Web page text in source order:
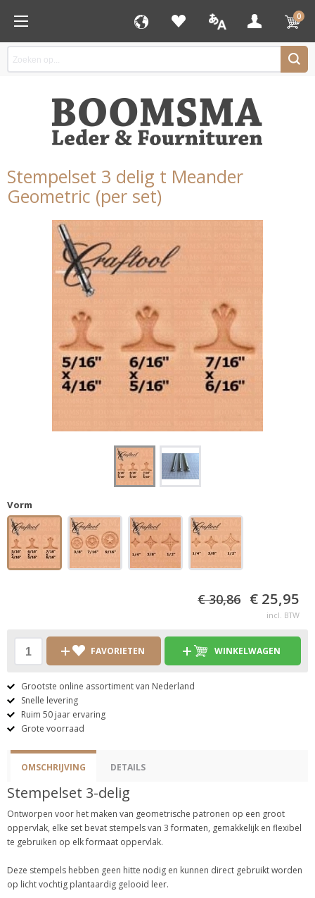
0
Stempelset 3 delig t Meander
Geometric (per set)
Vorm
€ 30,86 € 25,95
incl. BTW
FAVORIETEN WINKELWAGEN
Grootste online assortiment van Nederland
Snelle levering
Ruim 50 jaar ervaring
Grote voorraad
OMSCHRIJVING DETAILS
Stempelset 3-delig
Ontworpen voor het maken van geometrische patronen op een groot
oppervlak, elke set bevat stempels van 3 formaten, gemakkelijk en flexibel
te gebruiken op elk formaat oppervlak.
Deze stempels hebben geen hitte nodig en kunnen direct gebruikt worden
op licht vochtig plantaardig gelooid leer.